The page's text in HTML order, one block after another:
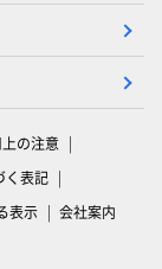
の注意
く表記
表示 会社案内